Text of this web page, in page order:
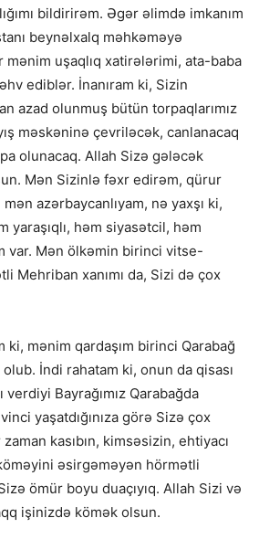
bildirirəm. Əgər əlimdə imkanım
beynəlxalq məhkəməyə
uşaqlıq xatirələrimi, ata-baba
ediblər. İnanıram ki, Sizin
azad olunmuş bütün torpaqlarımız
məskəninə çevriləcək, canlanacaq
olunacaq. Allah Sizə gələcək
Mən Sizinlə fəxr edirəm, qürur
azərbaycanlıyam, nə yaxşı ki,
yaraşıqlı, həm siyasətcil, həm
var. Mən ölkəmin birinci vitse-
Mehriban xanımı da, Sizi də çox
ki, mənim qardaşım birinci Qarabağ
İndi rahatam ki, onun da qisası
verdiyi Bayrağımız Qarabağda
yaşatdığınıza görə Sizə çox
kasıbın, kimsəsizin, ehtiyacı
əsirgəməyən hörmətli
ömür boyu duaçıyıq. Allah Sizi və
işinizdə kömək olsun.